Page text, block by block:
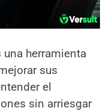
una herramienta
sus
el
sin arriesgar